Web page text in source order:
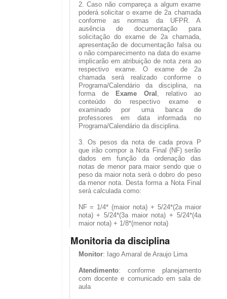
2. Caso não compareça a algum exame
poderá solicitar o exame de 2a chamada
conforme as normas da UFPR. A
ausência de documentação para
solicitação do exame de 2a chamada,
apresentação de documentação falsa ou
o não comparecimento na data do exame
implicarão em atribuição de nota zera ao
respectivo exame. O exame de 2a
chamada será realizado conforme o
Programa/Calendário da disciplina, na
forma de
Exame Oral , relativo ao
conteúdo do respectivo exame e
examinado por uma banca de
professores em data informada no
Programa/Calendário da disciplina.
3. Os pesos da nota de cada prova P
que irão compor a Nota Final (NF) serão
dados em função da ordenação das
notas de menor para maior sendo que o
peso da maior nota será o dobro do peso
da menor nota. Desta forma a Nota Final
será calculada como:
NF = 1/4* (maior nota) + 5/24*(2a maior
nota) + 5/24*(3a maior nota) + 5/24*(4a
maior nota) + 1/8*(menor nota)
Monitoria da disciplina
Monitor: Iago Amaral de Araujo Lima
Atendimento: conforme planejamento
com docente e comunicado em sala de
aula